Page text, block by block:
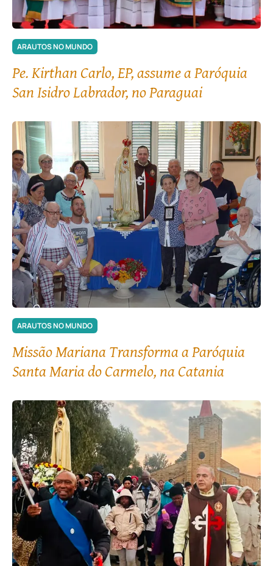
ARAUTOS NO MUNDO
Pe. Kirthan Carlo, EP, assume a Paróquia
San Isidro Labrador, no Paraguai
ARAUTOS NO MUNDO
Missão Mariana Transforma a Paróquia
Santa Maria do Carmelo, na Catania